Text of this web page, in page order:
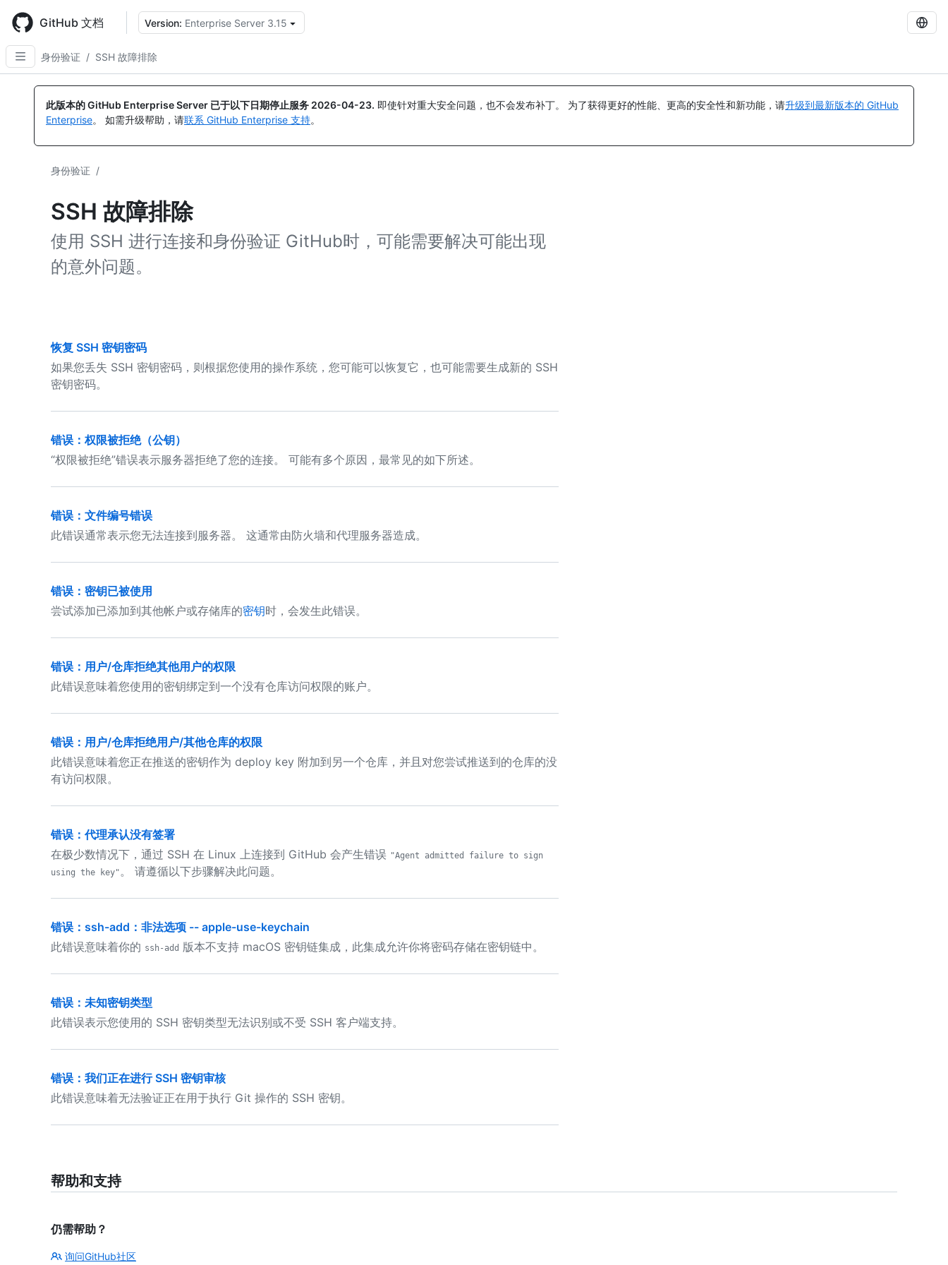
main
content
GitHub 文档 Version: Enterprise Server 3.15
身份验证 / SSH 故障排除
此版本的 GitHub Enterprise Server 已于以下日期停止服务 2026-04-23. 即使针对重大安全问题，也不会发布补丁。 为了获得更好的性能、更高的安全性和新功能，请升级到最新版本的 GitHub
Enterprise。 如需升级帮助，请联系 GitHub Enterprise 支持。
身份验证 /
SSH 故障排除
使用 SSH 进行连接和身份验证 GitHub时，可能需要解决可能出现
的意外问题。
恢复 SSH 密钥密码
如果您丢失 SSH 密钥密码，则根据您使用的操作系统，您可能可以恢复它，也可能需要生成新的 SSH
密钥密码。
错误：权限被拒绝（公钥）
“权限被拒绝”错误表示服务器拒绝了您的连接。 可能有多个原因，最常见的如下所述。
错误：文件编号错误
此错误通常表示您无法连接到服务器。 这通常由防火墙和代理服务器造成。
错误：密钥已被使用
尝试添加已添加到其他帐户或存储库的密钥时，会发生此错误。
错误：用户/仓库拒绝其他用户的权限
此错误意味着您使用的密钥绑定到一个没有仓库访问权限的账户。
错误：用户/仓库拒绝用户/其他仓库的权限
此错误意味着您正在推送的密钥作为 deploy key 附加到另一个仓库，并且对您尝试推送到的仓库的没
有访问权限。
错误：代理承认没有签署
在极少数情况下，通过 SSH 在 Linux 上连接到 GitHub 会产生错误 "Agent admitted failure to sign
using the key"。 请遵循以下步骤解决此问题。
错误：ssh-add：非法选项 -- apple-use-keychain
此错误意味着你的 ssh-add 版本不支持 macOS 密钥链集成，此集成允许你将密码存储在密钥链中。
错误：未知密钥类型
此错误表示您使用的 SSH 密钥类型无法识别或不受 SSH 客户端支持。
错误：我们正在进行 SSH 密钥审核
此错误意味着无法验证正在用于执行 Git 操作的 SSH 密钥。
帮助和支持
仍需帮助？
询问GitHub社区